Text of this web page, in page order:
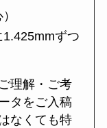
ずつ
理解・ご考
タをご入稿
なくても特